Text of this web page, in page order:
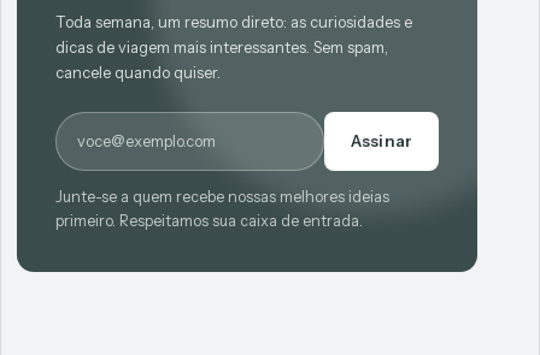
Toda semana, um resumo direto: as curiosidades e
dicas de viagem mais interessantes. Sem spam,
cancele quando quiser.
E-mail
Assinar
Junte-se a quem recebe nossas melhores ideias
primeiro. Respeitamos sua caixa de entrada.